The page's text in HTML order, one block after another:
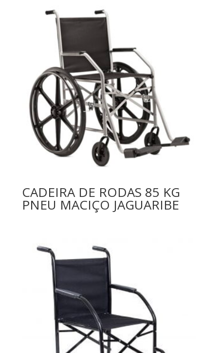
CADEIRA DE RODAS 85 KG
PNEU MACIÇO JAGUARIBE